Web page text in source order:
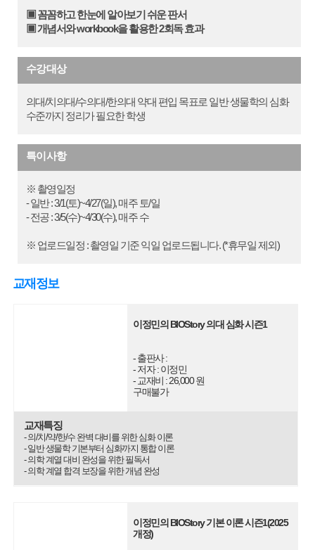
▣ 꼼꼼하고 한눈에 알아보기 쉬운 판서
▣ 개념서와 workbook을 활용한 2회독 효과
수강대상
의대/치의대/수의대/한의대 약대 편입 목표로 일반 생물학의 심화
수준까지 정리가 필요한 학생
특이사항
※ 촬영일정
- 일반 : 3/1(토)~4/27(일), 매주 토/일
- 전공 : 3/5(수)~4/30(수), 매주 수
※ 업로드일정 : 촬영일 기준 익일 업로드됩니다. (*휴무일 제외)
교재정보
이정민의 BIOStory 의대 심화 시즌1
- 출판사 :
- 저자 : 이정민
- 교재비 : 26,000 원
구매불가
교재특징
- 의/치/약/한/수 완벽 대비를 위한 심화 이론
- 일반 생물학 기본부터 심화까지 통합 이론
- 의학 계열 대비 완성을 위한 필독서
- 의학 계열 합격 보장을 위한 개념 완성
이정민의 BIOStory 기본 이론 시즌1(2025
개정)